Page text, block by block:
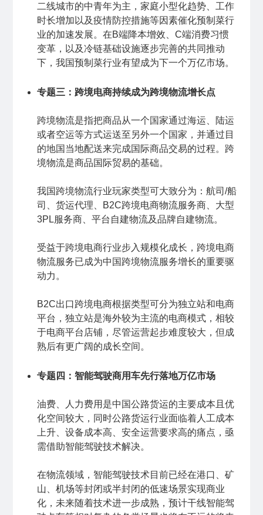
二线城市的中青年为主，家庭小型化趋势、工作
时长增加以及疫情防控措施等因素催化预制菜行
业的加速发展。在B端降本增效、C端消费习惯
变革，以及冷链基础设施逐步完善的共同推动
下，我国预制菜行业有望成为下一个万亿市场。
专题三：跨境电商持续成为跨境物流增长点
跨境物流是指把商品从一个国家通过海运、陆运
或者空运等方式运送至另外一个国家，并通过目
的地国当地配送来完成国际商品交易的过程。跨
境物流是商品国际贸易的基础。
我国跨境物流行业玩家类型可大致分为：航司/船
司、货运代理、B2C跨境电商物流服务商、大型
3PL服务商、平台自建物流及品牌自建物流。
受益于跨境电商行业步入规模化成长，跨境电商
物流服务已成为中国跨境物流服务增长的重要驱
动力。
B2C出口跨境电商根据类型可分为独立站和电商
平台，独立站是海外较为主流的电商模式，相较
于电商平台店铺，尽管运营起步难度较大，但成
熟后有更广阔的成长空间。
专题四：智能驾驶商用车先行落地万亿市场
油费、人力费用是中国公路货运的主要成本且优
化空间较大，同时公路货运行业面临着人工成本
上升、设备成本高、安全运营要求高的痛点，亟
需借助智能驾驶技术解决。
在物流领域，智能驾驶技术目前已经在港口、矿
山、机场等封闭或半封闭的低速场景实现商业
化，未来随着技术进一步成熟，预计干线智能驾